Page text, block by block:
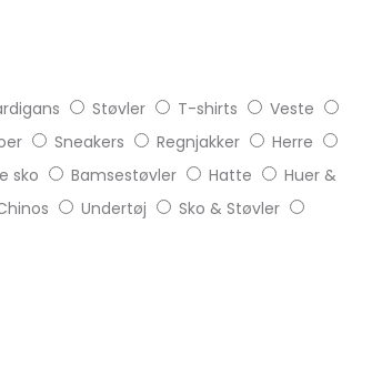
Støvler T-shirts
Veste
Sneakers Regnjakker
Herre
sko Bamsestøvler Hatte
Huer &
Undertøj
Sko & Støvler